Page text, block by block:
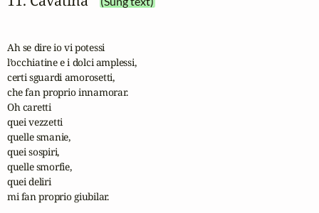
Ah se dire io vi potessi
l’occhiatine e i dolci amplessi,
certi sguardi amorosetti,
che fan proprio innamorar.
Oh caretti
quei vezzetti
quelle smanie,
quei sospiri,
quelle smorfie,
quei deliri
mi fan proprio giubilar.